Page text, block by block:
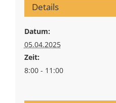
Details
Datum:
05.04.2025
Zeit:
8:00 - 11:00